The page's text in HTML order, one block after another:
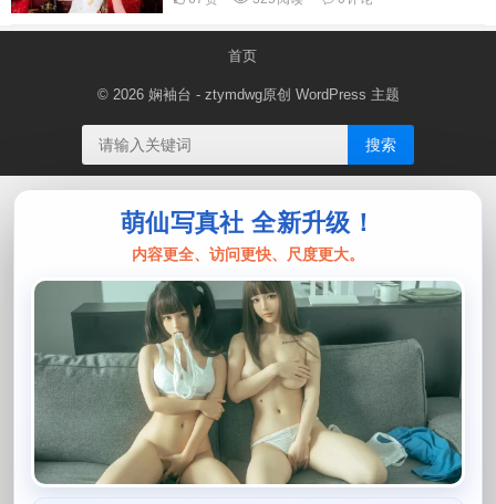
首页
© 2026 娴袖台 - ztymdwg原创 WordPress 主题
搜索
萌仙写真社 全新升级！
内容更全、访问更快、尺度更大。